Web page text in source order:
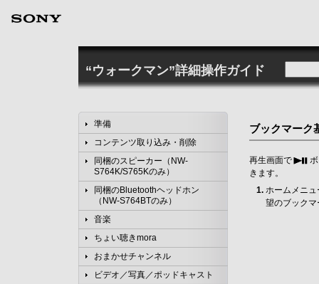
“ウォークマン”詳細操作ガイド
準備
コンテンツ取り込み・削除
同梱のスピーカー（NW-
S764K/S765Kのみ）
同梱のBluetoothヘッドホン
（NW-S764BTのみ）
音楽
ちょい聴きmora
おまかせチャンネル
ビデオ／写真／ポッドキャスト
ブックマーク
再生画面で
きます。
ホームメニュ
望のブック